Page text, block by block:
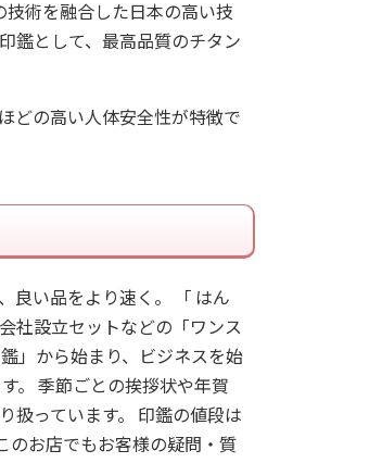
術を融合した日本の高い技
鑑として、最高品質のチタン
どの高い人体安全性が特徴で
良い品をより速く。 「 はん
社設立セットなどの「ワンス
」から始まり、ビジネスを始
。 季節ごとの挨拶状や年賀
扱っています。 印鑑の値段は
のお店でもお客様の疑問・質